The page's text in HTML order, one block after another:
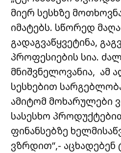
მიერ სესხზე
იმატებს. სწორედ
გადაგვაწყვეტინა,
პროფესიების სია.
მნიშვნელოვანია, ამ
სესხებით
ამიტომ მოხარულები
სასესხო
ფინანსებზე
ვზრდით“,- აცხადებენ